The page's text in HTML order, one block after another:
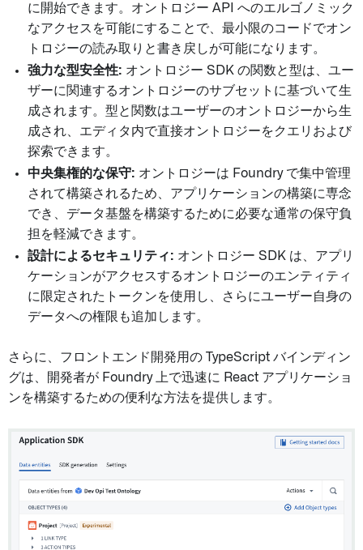
に開始できます。オントロジー API へのエルゴノミック
なアクセスを可能にすることで、最小限のコードでオン
トロジーの読み取りと書き戻しが可能になります。
強力な型安全性: オントロジー SDK の関数と型は、ユー
ザーに関連するオントロジーのサブセットに基づいて生
成されます。型と関数はユーザーのオントロジーから生
成され、エディタ内で直接オントロジーをクエリおよび
探索できます。
中央集権的な保守: オントロジーは Foundry で集中管理
されて構築されるため、アプリケーションの構築に専念
でき、データ基盤を構築するために必要な通常の保守負
担を軽減できます。
設計によるセキュリティ: オントロジー SDK は、アプリ
ケーションがアクセスするオントロジーのエンティティ
に限定されたトークンを使用し、さらにユーザー自身の
データへの権限も追加します。
さらに、フロントエンド開発用の TypeScript バインディン
グは、開発者が Foundry 上で迅速に React アプリケーショ
ンを構築するための便利な方法を提供します。